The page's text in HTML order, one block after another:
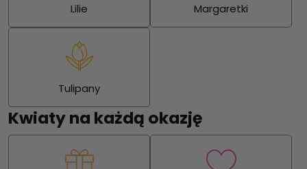
Lilie Margaretki
Tulipany
Kwiaty na każdą okazję